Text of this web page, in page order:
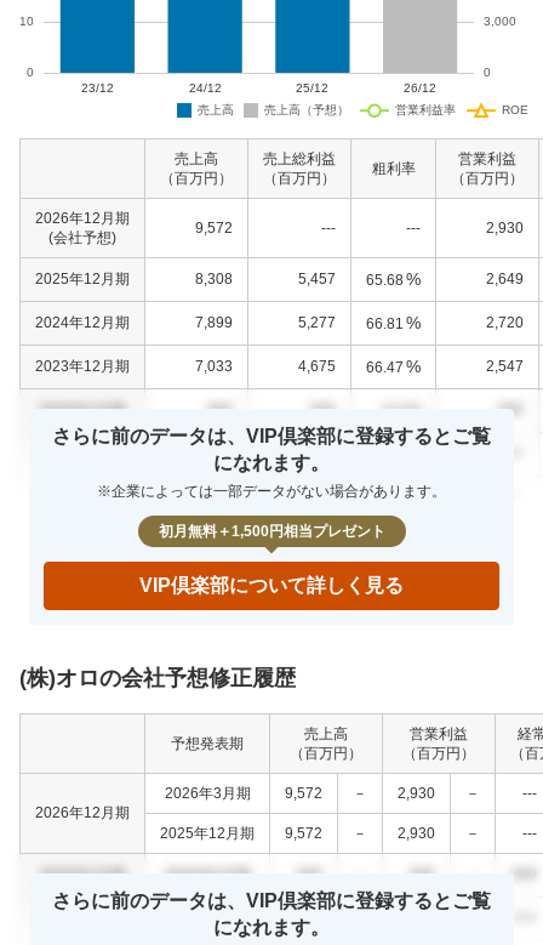
売上高
（百万円）
売上総利益
（百万円）
粗利率
営業利益
（百万円）
2026年12月期
(会社予想)
9,572 --- --- 2,930
2025年12月期 8,308 5,457 65.68% 2,649
2024年12月期 7,899 5,277 66.81 % 2,720
2023年12月期 7,033 4,675 66.47 % 2,547
0000年0月期 000 000 0.0% 000
000
0000年0月期 000 000 0.0 %
さらに前のデータは、VIP倶楽部に登録するとご覧
になれます。
※企業によっては一部データがない場合があります。
初月無料＋1,500円相当プレゼント
VIP倶楽部について詳しく見る
(株)オロの会社予想修正履歴
予想発表期
売上高
（百万円）
営業利益
（百万円）
経
（
2026年12月期
2026年3月期 9,572 － 2,930 － ---
2025年12月期 9,572 － 2,930 － ---
0000年0月期 0000年0月期 000 000
0000年0月期 000
さらに前のデータは、VIP倶楽部に登録するとご覧
になれます。